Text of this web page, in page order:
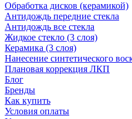
Обработка дисков (керамикой)
Антидождь передние стекла
Антидождь все стекла
Жидкое стекло (3 слоя)
Керамика (3 слоя)
Нанесение синтетического
Плановая коррекция ЛКП
Блог
Бренды
Как купить
Условия оплаты